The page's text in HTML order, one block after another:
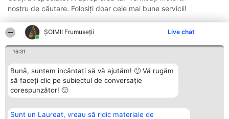
ȘOIMII Frumuseții Live chat
16:31
Bună, suntem încântați să vă ajutăm! 🙂 Vă rugăm
să faceți clic pe subiectul de conversație
corespunzător! 🙂
Sunt un Laureat, vreau să ridic materiale de
nostru de căutare. Folosiți doar cele mai bune servicii!
Organizator Ranking Plebiscyt Contact